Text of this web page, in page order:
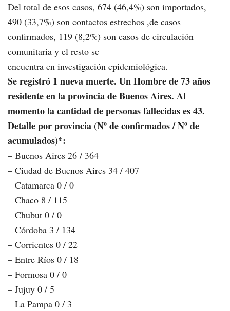
Del total de esos casos, 674 (46,4%) son importados,
490 (33,7%) son contactos estrechos ,de casos
confirmados, 119 (8,2%) son casos de circulación
comunitaria y el resto se
encuentra en investigación epidemiológica.
Se registró 1 nueva muerte. Un Hombre de 73 años
residente en la provincia de Buenos Aires. Al
momento la cantidad de personas fallecidas es 43.
Detalle por provincia (Nº de confirmados / Nº de
acumulados)*:
– Buenos Aires 26 / 364
– Ciudad de Buenos Aires 34 / 407
– Catamarca 0 / 0
– Chaco 8 / 115
– Chubut 0 / 0
– Córdoba 3 / 134
– Corrientes 0 / 22
– Entre Ríos 0 / 18
– Formosa 0 / 0
– Jujuy 0 / 5
– La Pampa 0 / 3